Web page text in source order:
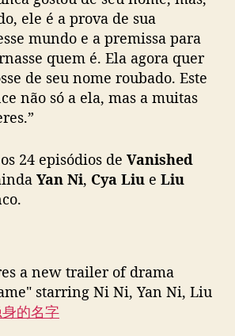
o
d
e
p
s
o
m
,
Y
a
ele é a prova de sua
mundo e a premissa para
quem é. Ela agora quer
de seu nome roubado. Este
não só a ela, mas a muitas
24 episódios de Vanished
Yan Ni, Cya Liu e Liu
a new trailer of drama
starring Ni Ni, Yan Ni, Liu
的名字